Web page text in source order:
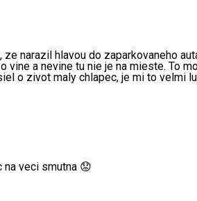
narazil hlavou do zaparkovaneho
a nevine tu nie je na mieste. To
o zivot maly chlapec, je mi to velmi
veci smutna 😟